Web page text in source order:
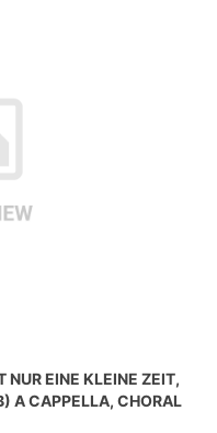
NUR EINE KLEINE ZEIT,
A CAPPELLA, CHORAL